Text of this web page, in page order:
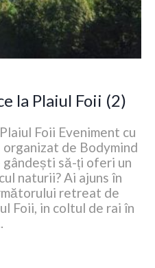
la Plaiul Foii (2)
Foii Eveniment cu
de Bodymind
gândești să-ți oferi un
naturii? Ai ajuns în
retreat de
Foii, in coltul de rai în